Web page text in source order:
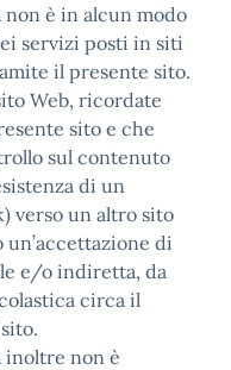
è in alcun modo
servizi posti in siti
il presente sito.
Web, ricordate
sito e che
sul contenuto
di un
verso un altro sito
un’accettazione di
e/o indiretta, da
circa il
inoltre non è